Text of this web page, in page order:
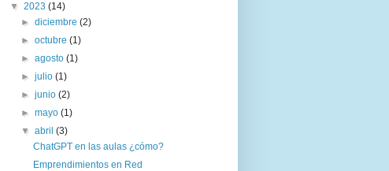
▼ 2023 (14)
►diciembre(2)
►octubre(1)
►agosto(1)
►julio(1)
►junio(2)
►mayo(1)
▼abril(3)
ChatGPT en las aulas ¿cómo?
Emprendimientos en Red